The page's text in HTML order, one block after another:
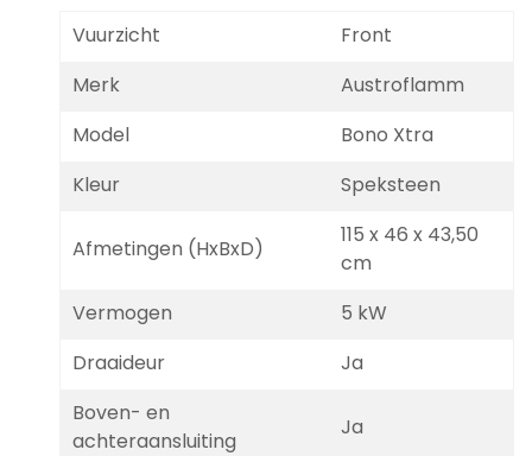
Vuurzicht
Front
Merk
Austroflamm
Model
Bono Xtra
Kleur
Speksteen
Afmetingen (HxBxD)
115 x 46 x 43,50
cm
Vermogen
5 kW
Draaideur
Ja
Boven- en
achteraansluiting
Ja